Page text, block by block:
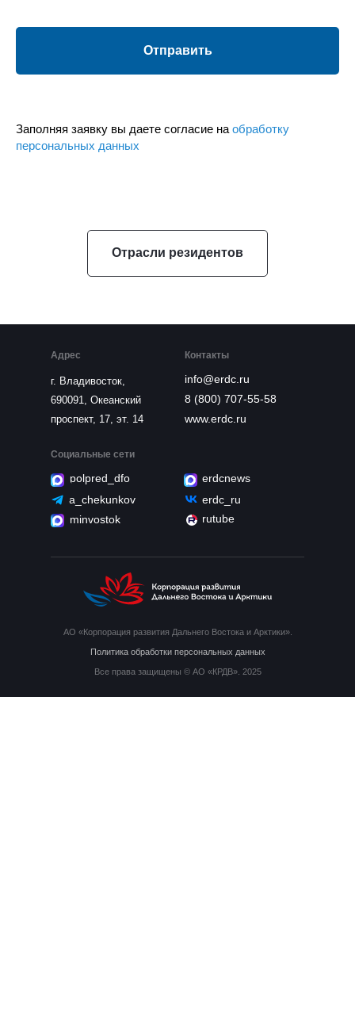
Отправить
Заполняя заявку вы даете согласие на обработку
персональных данных
Отрасли резидентов
Адрес
г. Владивосток,
690091, Океанский
проспект, 17, эт. 14
info@erdc.ru
8 (800) 707-55-58
www.erdc.ru
Контакты
АО «Корпорация развития Дальнего Востока и Арктики».
Социальные сети
polpred_dfo
a_chekunkov
minvostok
erdcnews
erdc_ru
Все права защищены © АО «КРДВ». 2025
rutube
Политика обработки персональных данных